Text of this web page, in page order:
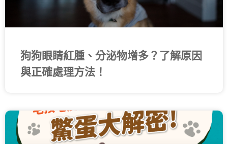
狗狗眼睛紅腫、分泌物增多？了解原因
與正確處理方法！